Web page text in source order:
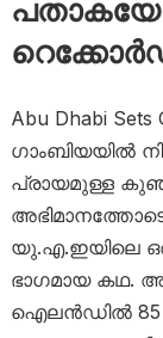
Abu Dhabi
ഗാംബിയയില്‍
പ്രായമുള്ള
യു.എ.ഇയിലെ
ഭാഗമായ കഥ.
ഐലന്‍ഡില്‍ 85